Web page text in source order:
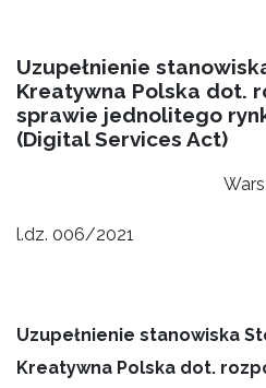
Uzupełnienie
Kreatywna Polska dot.
sprawie jednolitego
(Digital Services Act)
l.dz. 006/2021
Uzupełnienie stanowiska
Kreatywna Polska dot.